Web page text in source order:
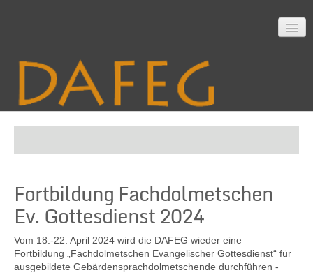
Mitarbeit
Material
Fortbildung Fachdolmetschen
Ev. Gottesdienst 2024
Vom 18.-22. April 2024 wird die DAFEG wieder eine
Fortbildung „Fachdolmetschen Evangelischer Gottesdienst“ für
ausgebildete Gebärdensprachdolmetschende durchführen -